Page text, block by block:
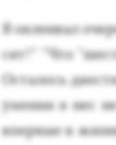
Я ок­ле­ивал
сят!" "Что
Ос­та­лось
уме­ния я нес
впер­вые в